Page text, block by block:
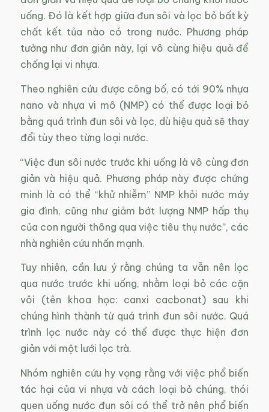
uống. Đó là kết hợp giữa đun sôi và lọc bỏ bất kỳ
chất kết tủa nào có trong nước. Phương pháp
tưởng như đơn giản này, lại vô cùng hiệu quả để
chống lại vi nhựa.
Theo nghiên cứu được công bố, có tới 90% nhựa
nano và nhựa vi mô (NMP) có thể được loại bỏ
bằng quá trình đun sôi và lọc, dù hiệu quả sẽ thay
đổi tùy theo từng loại nước.
“Việc đun sôi nước trước khi uống là vô cùng đơn
giản và hiệu quả. Phương pháp này được chứng
minh là có thể “khử nhiễm” NMP khỏi nước máy
gia đình, cũng như giảm bớt lượng NMP hấp thụ
của con người thông qua việc tiêu thụ nước”, các
nhà nghiên cứu nhấn mạnh.
Tuy nhiên, cần lưu ý rằng chúng ta vẫn nên lọc
qua nước trước khi uống, nhằm loại bỏ các cặn
vôi (tên khoa học: canxi cacbonat) sau khi
chúng hình thành từ quá trình đun sôi nước. Quá
trình lọc nước này có thể được thực hiện đơn
giản với một lưới lọc trà.
Nhóm nghiên cứu hy vọng rằng với việc phổ biến
tác hại của vi nhựa và cách loại bỏ chúng, thói
quen uống nước đun sôi có thể trở nên phổ biến